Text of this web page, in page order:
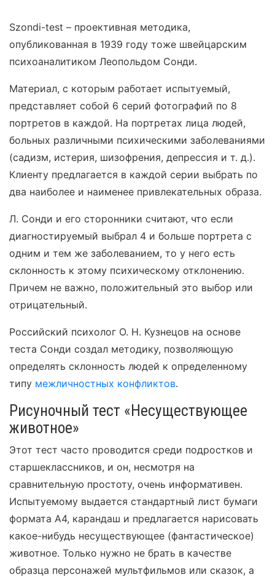
Szondi-test – проективная методика,
опубликованная в 1939 году тоже швейцарским
психоаналитиком Леопольдом Сонди.
Материал, с которым работает испытуемый,
представляет собой 6 серий фотографий по 8
портретов в каждой. На портретах лица людей,
больных различными психическими заболеваниями
(садизм, истерия, шизофрения, депрессия и т. д.).
Клиенту предлагается в каждой серии выбрать по
два наиболее и наименее привлекательных образа.
Л. Сонди и его сторонники считают, что если
диагностируемый выбрал 4 и больше портрета с
одним и тем же заболеванием, то у него есть
склонность к этому психическому отклонению.
Причем не важно, положительный это выбор или
отрицательный.
Российский психолог О. Н. Кузнецов на основе
теста Сонди создал методику, позволяющую
определять склонность людей к определенному
типу межличностных конфликтов.
Рисуночный тест «Несуществующее
животное»
Этот тест часто проводится среди подростков и
старшеклассников, и он, несмотря на
сравнительную простоту, очень информативен.
Испытуемому выдается стандартный лист бумаги
формата А4, карандаш и предлагается нарисовать
какое-нибудь несуществующее (фантастическое)
животное. Только нужно не брать в качестве
образца персонажей мультфильмов или сказок, а